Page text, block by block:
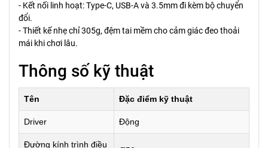
- Kết nối linh hoạt: Type-C, USB-A và 3.5mm đi kèm bộ chuyển
đổi.
- Thiết kế nhẹ chỉ 305g, đệm tai mềm cho cảm giác đeo thoải
mái khi chơi lâu.
Thông số kỹ thuật
Tên Đặc điểm kỹ thuật
Driver Động
Đường kính trình điều